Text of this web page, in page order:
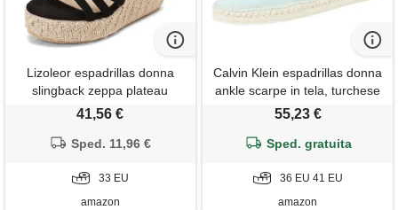
Lizoleor espadrillas donna
slingback zeppa plateau
sandali aperte con cinturino
classiche nero numero 33 eu
41,56 €
Sped. 11,96 €
33 EU
amazon
Calvin Klein espadrillas donna
ankle scarpe in tela, turchese
(blue glass), 41
55,23 €
Sped. gratuita
36 EU 41 EU
amazon